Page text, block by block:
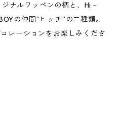
ナルワッペンの柄と、Hi－
の仲間”ヒッチ”の二種類。
レーションをお楽しみくださ